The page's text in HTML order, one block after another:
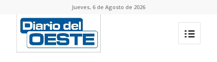
Jueves, 6 de Agosto de 2026